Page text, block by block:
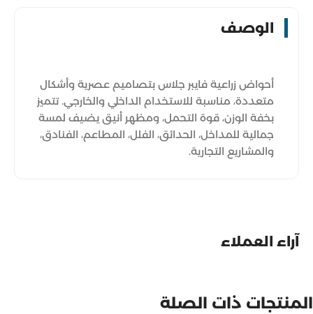
الوصف
أحواض زراعية فايبر جلاس بتصاميم عصرية وأشكال
متعددة، مناسبة للاستخدام الداخلي والخارجي. تتميز
بخفة الوزن، قوة التحمل، ومظهر أنيق يضيف لمسة
جمالية للمداخل، الحدائق، الفلل، المطاعم، الفنادق،
والمشاريع التجارية.
آراء العملاء
المنتجات ذات الصلة